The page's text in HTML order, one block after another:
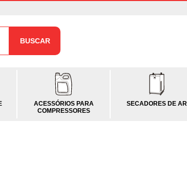
BUSCAR
ACESSÓRIOS PARA
COMPRESSORES
SECADORES DE AR